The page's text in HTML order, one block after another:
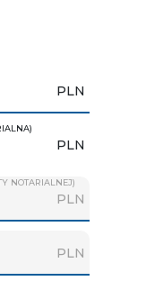
PLN
PLN
NOTARIALNEJ)
PLN
PLN